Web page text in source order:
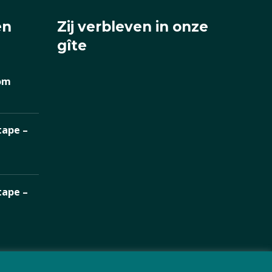
–
–
Zij verbleven in onze
gîte